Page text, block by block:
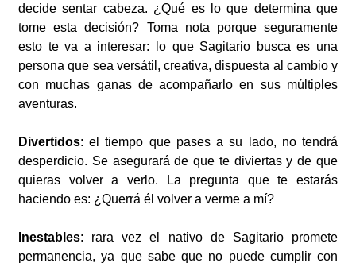
decide sentar cabeza. ¿Qué es lo que determina que
tome esta decisión? Toma nota porque seguramente
esto te va a interesar: lo que Sagitario busca es una
persona que sea versátil, creativa, dispuesta al cambio y
con muchas ganas de acompañarlo en sus múltiples
aventuras.
Divertidos: el tiempo que pases a su lado, no tendrá
desperdicio. Se asegurará de que te diviertas y de que
quieras volver a verlo. La pregunta que te estarás
haciendo es: ¿Querrá él volver a verme a mí?
Inestables: rara vez el nativo de Sagitario promete
permanencia, ya que sabe que no puede cumplir con